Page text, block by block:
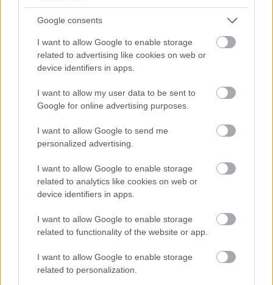
Google consents
I want to allow Google to enable storage
related to advertising like cookies on web or
device identifiers in apps.
I want to allow my user data to be sent to
Google for online advertising purposes.
I want to allow Google to send me
personalized advertising.
I want to allow Google to enable storage
related to analytics like cookies on web or
device identifiers in apps.
I want to allow Google to enable storage
related to functionality of the website or app.
I want to allow Google to enable storage
related to personalization.
A dán divatmárka csakúgy, ahogy aKoppenhágai
divathét, alapvetésnek tartja az ökotudatos
viselkedést. A vállalat méri és átláthatóan
kommunikáljaszénlábnyomát. Célja, hogy 2023-ig
30%-kal csökkentse az egy kilogramm ruhára jutó
minden olyan Tier 1-es és 2-es szintű beszállítóval
való együttműködéssel, amelyek széntüzelésű
energiát használnak. Emellett a márka jelenleg egy
harmadik féllel együttműködve kompenzálja a
kibocsátást.
Aktívan csökkenti a műanyagok használatát és
Ganni részt vesz a ruhadarabok, kiegészítők és a
használaton kívüli ruhák (deadstock)
újrahasznosításában, hogy minimalizálja a hulladék
mennyiségét. Visszavételi programot és bérleti